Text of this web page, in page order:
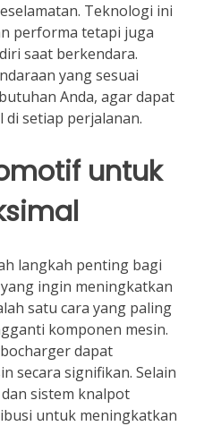
Teknologi ini
performa tetapi juga
saat berkendara.
yang sesuai
Anda, agar dapat
setiap perjalanan.
untuk
langkah penting bagi
ingin meningkatkan
satu cara yang paling
komponen mesin.
dapat
secara signifikan. Selain
sistem knalpot
untuk meningkatkan